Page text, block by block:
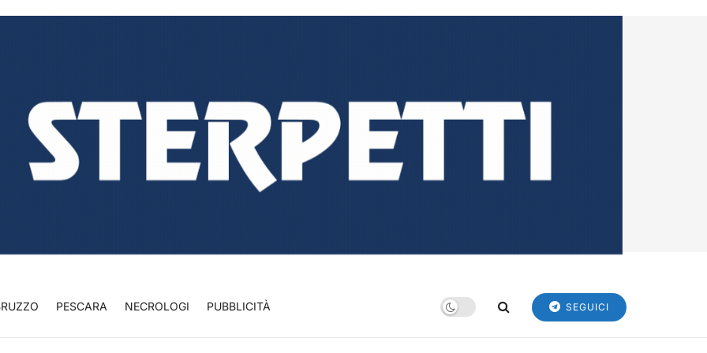
PESCARA NECROLOGI PUBBLICITÀ SEGUICI